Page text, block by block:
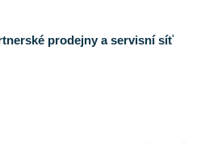
prodejny a servisní síť